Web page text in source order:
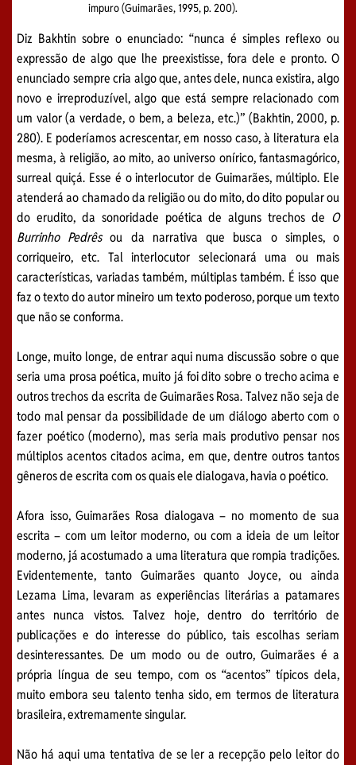
impuro (Guimarães, 1995, p. 200).
Diz Bakhtin sobre o enunciado: “nunca é simples reflexo ou
expressão de algo que lhe preexistisse, fora dele e pronto. O
enunciado sempre cria algo que, antes dele, nunca existira, algo
novo e irreproduzível, algo que está sempre relacionado com
um valor (a verdade, o bem, a beleza, etc.)” (Bakhtin, 2000, p.
280). E poderíamos acrescentar, em nosso caso, à literatura ela
mesma, à religião, ao mito, ao universo onírico, fantasmagórico,
surreal quiçá. Esse é o interlocutor de Guimarães, múltiplo. Ele
atenderá ao chamado da religião ou do mito, do dito popular ou
do erudito, da sonoridade poética de alguns trechos de O
Burrinho Pedrêsou da narrativa que busca o simples, o
corriqueiro, etc. Tal interlocutor selecionará uma ou mais
características, variadas também, múltiplas também. É isso que
faz o texto do autor mineiro um texto poderoso, porque um texto
que não se conforma.
Longe, muito longe, de entrar aqui numa discussão sobre o que
seria uma prosa poética, muito já foi dito sobre o trecho acima e
outros trechos da escrita de Guimarães Rosa. Talvez não seja de
todo mal pensar da possibilidade de um diálogo aberto com o
fazer poético (moderno), mas seria mais produtivo pensar nos
múltiplos acentos citados acima, em que, dentre outros tantos
gêneros de escrita com os quais ele dialogava, havia o poético.
Afora isso, Guimarães Rosa dialogava – no momento de sua
escrita – com um leitor moderno, ou com a ideia de um leitor
moderno, já acostumado a uma literatura que rompia tradições.
Evidentemente, tanto Guimarães quanto Joyce, ou ainda
Lezama Lima, levaram as experiências literárias a patamares
antes nunca vistos. Talvez hoje, dentro do território de
publicações e do interesse do público, tais escolhas seriam
desinteressantes. De um modo ou de outro, Guimarães é a
própria língua de seu tempo, com os “acentos” típicos dela,
muito embora seu talento tenha sido, em termos de literatura
brasileira, extremamente singular.
Não há aqui uma tentativa de se ler a recepção pelo leitor do